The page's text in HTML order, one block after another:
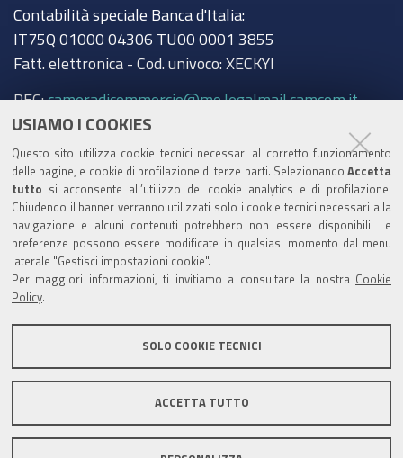
USIAMO I COOKIES
Questo sito utilizza cookie tecnici necessari al corretto funzionamento
delle pagine, e cookie di profilazione di terze parti. Selezionando Accetta
tutto si acconsente all’utilizzo dei cookie analytics e di profilazione.
Chiudendo il banner verranno utilizzati solo i cookie tecnici necessari alla
navigazione e alcuni contenuti potrebbero non essere disponibili. Le
preferenze possono essere modificate in qualsiasi momento dal menu
laterale "Gestisci impostazioni cookie".
Per maggiori informazioni, ti invitiamo a consultare la nostra Cookie
Policy
SOLO COOKIE TECNICI
ACCETTA TUTTO
Contabilità speciale Banca d'Italia:
IT75Q 01000 04306 TU00 0001 3855
Fatt. elettronica - Cod. univoco: XECKYI
PEC:cameradicommercio@mo.legalmail.camcom.it
Trasparenza
Amministrazione trasparente
Albo Camerale
Pubblicità Legale
Area riservata Amministratori
Informativa generale
Informative privacy
Accessibilità
Note legali